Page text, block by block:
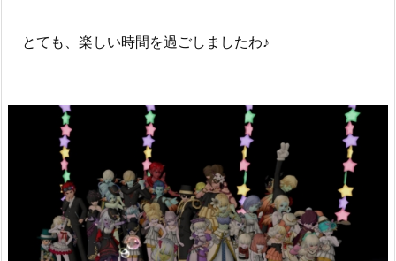
とても、楽しい時間を過ごしましたわ♪